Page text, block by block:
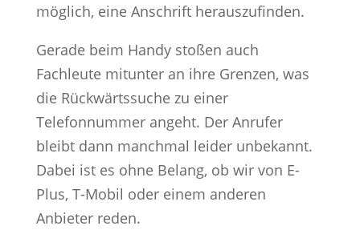
möglich, eine Anschrift herauszufinden.
Gerade beim Handy stoßen auch
Fachleute mitunter an ihre Grenzen, was
die Rückwärtssuche zu einer
Telefonnummer angeht. Der Anrufer
bleibt dann manchmal leider unbekannt.
Dabei ist es ohne Belang, ob wir von E-
Plus, T-Mobil oder einem anderen
Anbieter reden.